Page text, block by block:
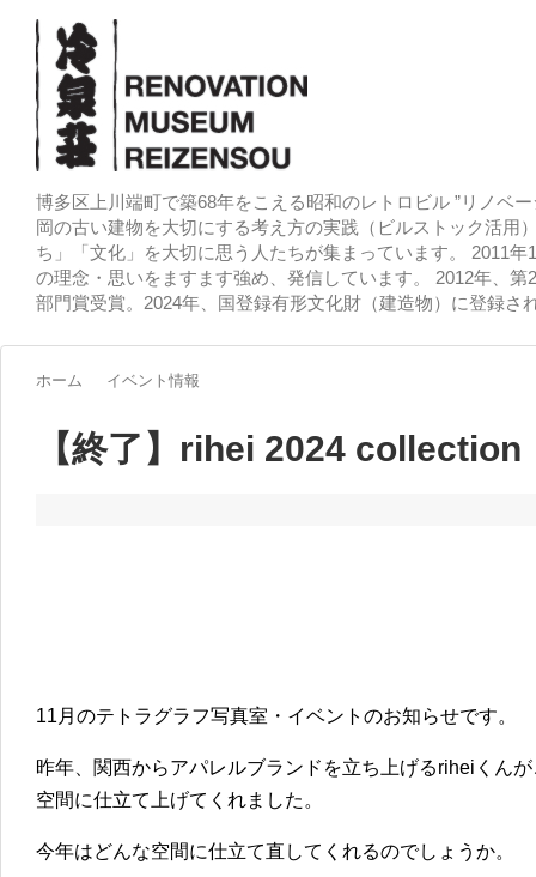
博多区上川端町で築68年をこえる昭和のレトロビル ”リノベ
岡の古い建物を大切にする考え方の実践（ビルストック活用
ち」「文化」を大切に思う人たちが集まっています。 2011
の理念・思いをますます強め、発信しています。 2012年、
部門賞受賞。2024年、国登録有形文化財（建造物）に登録さ
ホーム イベント情報
【終了】rihei 2024 collection
11月のテトラグラフ写真室・イベントのお知らせです。
昨年、関西からアパレルブランドを立ち上げるriheiくん
空間に仕立て上げてくれました。
今年はどんな空間に仕立て直してくれるのでしょうか。